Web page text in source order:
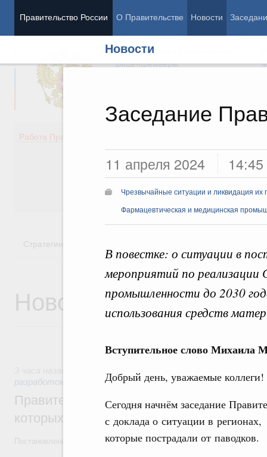
Правительство России О Правительстве Новости
Новости
Заседание
11 апреля 2024 14:45
Чрезвычайные ситуации и ликвидация их
Фармацевтическая и медицинская
В повестке: о ситуации в
мероприятий по
промышленности до 2030
использования средств
Вступительное слово Михаила
Добрый день, уважаемые коллеги!
Сегодня начнём заседание
с доклада о ситуации в регионах,
которые пострадали от паводков.
Председатель Правительства
Вице-премьеры
Работа Правительства
Здоровье
Образование
Культура
Общество
Государство
Стратегии
Новости
разработок
Правительство расширило перечень
которых освобождаются от НДФЛ
Постановление от 5 августа 2026 года №978